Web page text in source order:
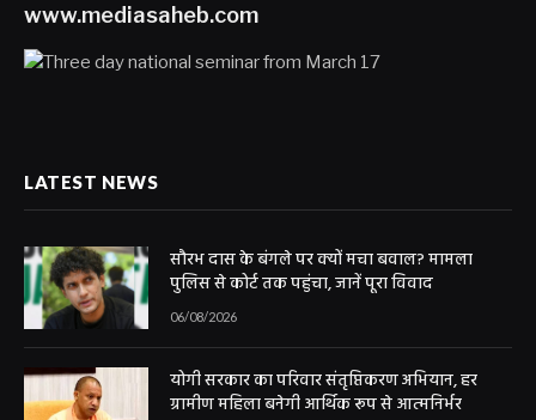
www.mediasaheb.com
LATEST NEWS
सौरभ दास के बंगले पर क्यों मचा बवाल? मामला
पुलिस से कोर्ट तक पहुंचा, जानें पूरा विवाद
06/08/2026
योगी सरकार का परिवार संतृप्तिकरण अभियान, हर
ग्रामीण महिला बनेगी आर्थिक रूप से आत्मनिर्भर